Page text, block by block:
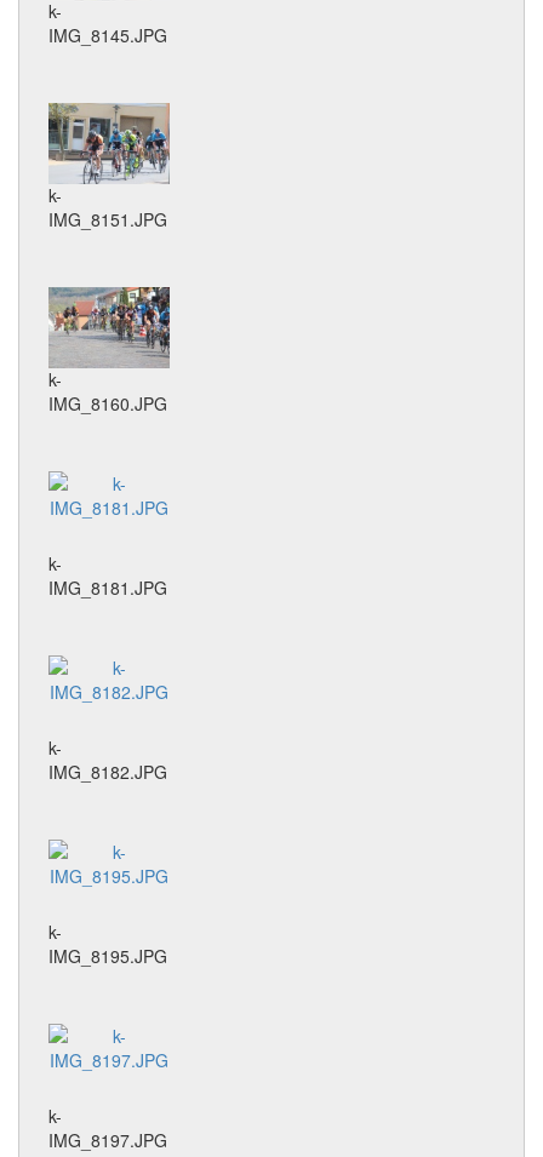
k-
IMG_8145.JPG
k-
IMG_8151.JPG
k-
IMG_8160.JPG
k-
IMG_8181.JPG
k-
IMG_8182.JPG
k-
IMG_8195.JPG
k-
IMG_8197.JPG